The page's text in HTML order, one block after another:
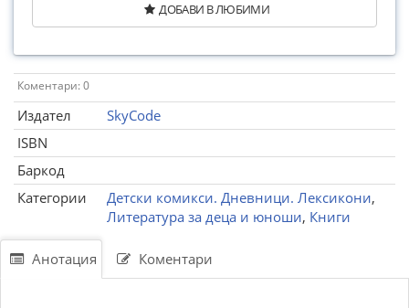
ДОБАВИ В ЛЮБИМИ
Коментари: 0
Издател
SkyCode
ISBN
Баркод
Категории
Детски комикси. Дневници. Лексикони,
Литература за деца и юноши, Книги
Анотация Коментари